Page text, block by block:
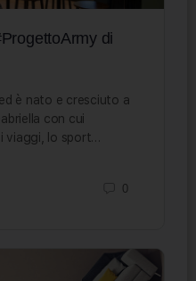
di
è nato e cresciuto a
con cui
viaggi, lo sport…
0